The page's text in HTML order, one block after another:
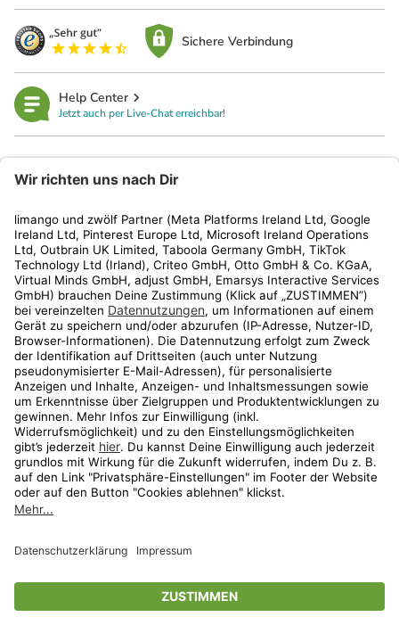
Sichere Verbindung
Help Center
Jetzt auch per Live-Chat erreichbar!
Kundenservice
Shop
Aktionen
Travel